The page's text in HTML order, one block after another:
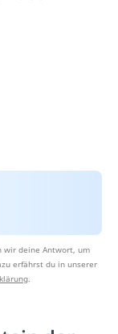
wir deine Antwort, um
erfährst du in unserer
.